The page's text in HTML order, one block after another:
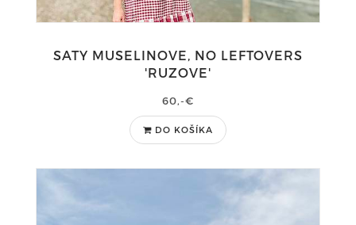
SATY MUSELINOVE, NO LEFTOVERS
'RUZOVE'
60,-€
DO KOŠÍKA